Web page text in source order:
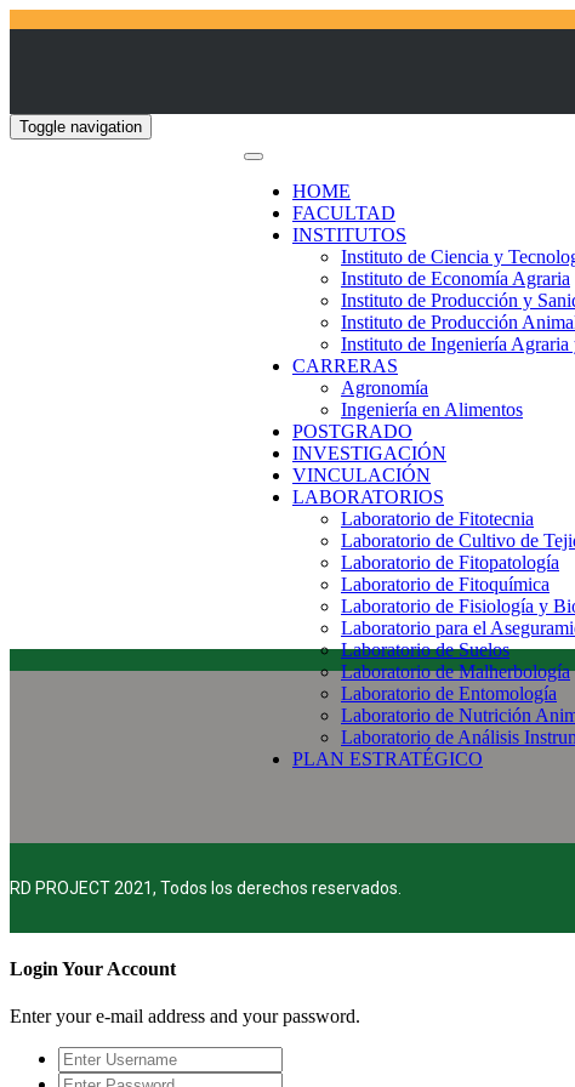
Toggle navigation
HOME
FACULTAD
INSTITUTOS
Instituto de Ciencia y
Instituto de Economía Agraria
Instituto de Producción y
Instituto de Producción
Instituto de Ingeniería Agraria
CARRERAS
Agronomía
Ingeniería en Alimentos
POSTGRADO
INVESTIGACIÓN
VINCULACIÓN
LABORATORIOS
Laboratorio de Fitotecnia
Laboratorio de Cultivo de
Laboratorio de Fitopatología
Laboratorio de Fitoquímica
Laboratorio de Fisiología y
Laboratorio para el
Laboratorio de Suelos
Laboratorio de Malherbología
Laboratorio de Entomología
Laboratorio de Nutrición
Laboratorio de Análisis
PLAN ESTRATÉGICO
RD PROJECT 2021, Todos los derechos reservados.
Login Your Account
Enter your e-mail address and your password.